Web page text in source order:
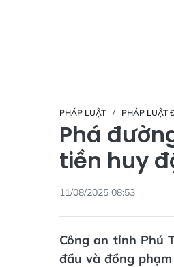
PHÁP LUẬT PHÁP LUẬT
Phá
tiền huy
11/08/2025 08:53
Công an tỉnh Phú
đầu và đồng